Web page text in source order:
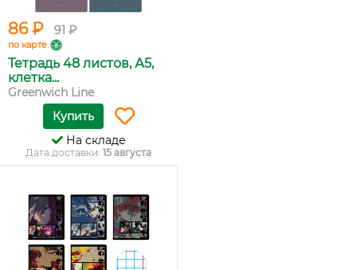
86 ₽ 91 ₽
по карте
Тетрадь 48 листов, А5,
клетка...
Greenwich Line
Купить
На складе
Дата доставки: 15 августа